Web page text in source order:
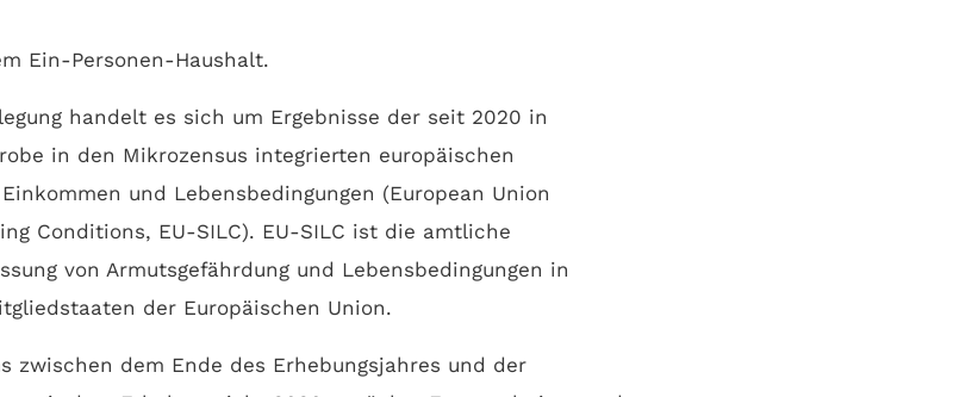
Ein-Personen-Haushalt.
handelt es sich um Ergebnisse der seit 2020 in
in den Mikrozensus integrierten europäischen
und Lebensbedingungen (European Union
Conditions, EU-SILC). EU-SILC ist die amtliche
von Armutsgefährdung und Lebensbedingungen in
der Europäischen Union.
zwischen dem Ende des Erhebungsjahres und der